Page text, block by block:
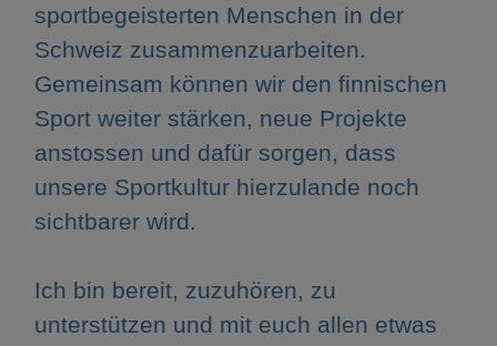
sportbegeisterten Menschen in der
Schweiz zusammenzuarbeiten.
Gemeinsam können wir den finnischen
Sport weiter stärken, neue Projekte
anstossen und dafür sorgen, dass
unsere Sportkultur hierzulande noch
sichtbarer wird.
Ich bin bereit, zuzuhören, zu
unterstützen und mit euch allen etwas